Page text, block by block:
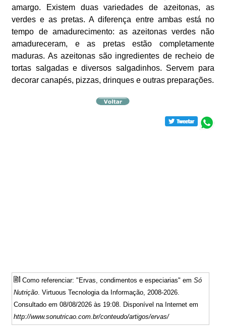
amargo. Existem duas variedades de azeitonas, as
verdes e as pretas. A diferença entre ambas está no
tempo de amadurecimento: as azeitonas verdes não
amadureceram, e as pretas estão completamente
maduras. As azeitonas são ingredientes de recheio de
tortas salgadas e diversos salgadinhos. Servem para
decorar canapés, pizzas, drinques e outras preparações.
Como referenciar: "Ervas, condimentos e especiarias" emSó
Nutrição. Virtuous Tecnologia da Informação, 2008-2026.
Consultado em 08/08/2026 às 19:08. Disponível na Internet em
http://www.sonutricao.com.br/conteudo/artigos/ervas/